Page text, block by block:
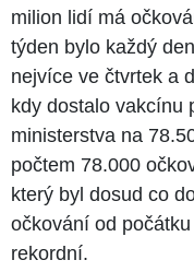
milion lidí má
týden bylo každý
nejvíce ve čtvrtek a
kdy dostalo vakcínu
ministerstva na
počtem 78.000
který byl dosud co
očkování od
rekordní.